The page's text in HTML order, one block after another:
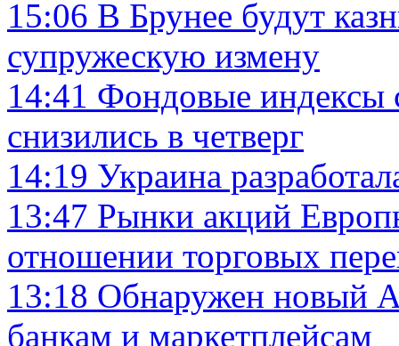
15:06 В Брунее будут
супружескую измену
14:41 Фондовые индексы
снизились в четверг
14:19 Украина
13:47 Рынки акций
отношении торговых
13:18 Обнаружен новый
банкам и маркетплейсам